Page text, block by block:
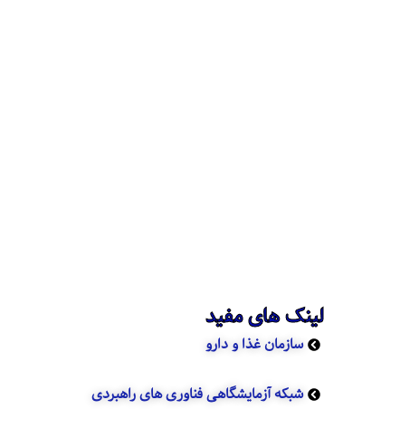
لینک های مفید
سازمان غذا و دارو
شبکه آزمایشگاهی فناوری های راهبردی